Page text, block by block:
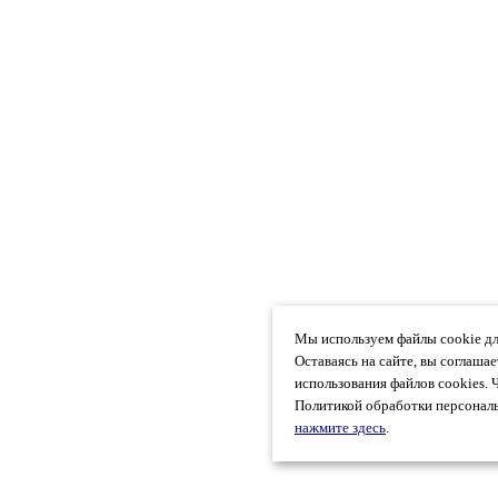
Мы используем файлы cookie
Оставаясь на сайте, вы
использования файлов cookies.
Политикой обработки
нажмите здесь.